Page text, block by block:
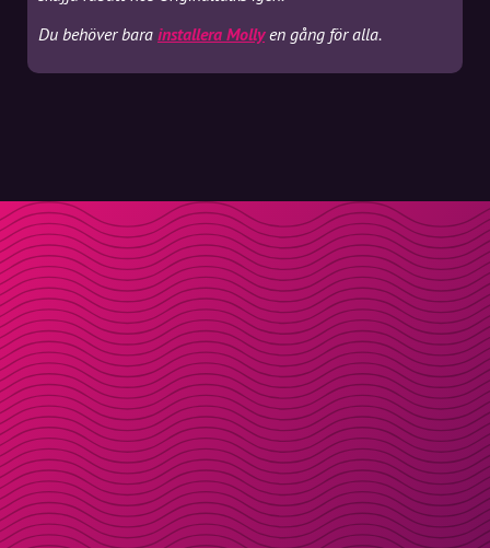
Du behöver bara installera Mollyen gång för alla.